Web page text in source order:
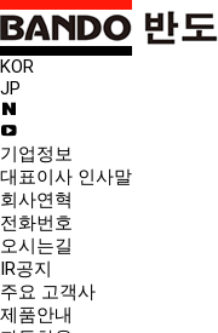
KOR
JP
기업정보
대표이사 인사말
회사연혁
전화번호
오시는길
IR공지
주요 고객사
제품안내